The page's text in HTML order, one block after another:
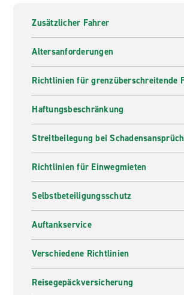
Zusätzlicher Fahrer
Altersanforderungen
Richtlinien für grenzüberschreitende
Haftungsbeschränkung
Streitbeilegung bei
Richtlinien für Einwegmieten
Selbstbeteiligungsschutz
Auftankservice
Verschiedene Richtlinien
Reisegepäckversicherung